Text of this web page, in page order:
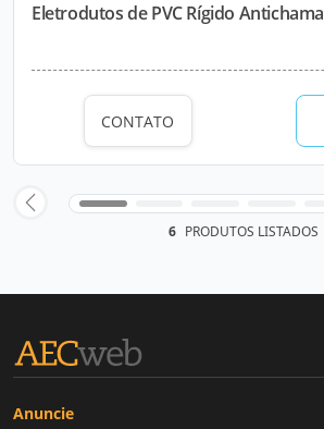
Eletrodutos de PVC Rígido Antichama
CONTATO
6 PRODUTOS LISTADOS
Anuncie